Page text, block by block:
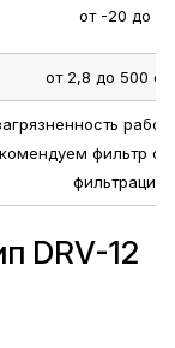
от -20 до
от 2,8 до 500
фильтр с
фильтрации
DRV-12